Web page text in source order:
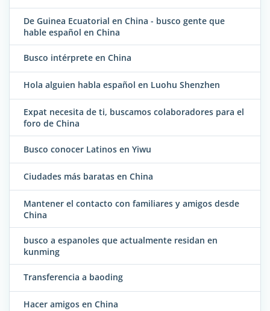
De Guinea Ecuatorial en China - busco gente que
hable español en China
Busco intérprete en China
Hola alguien habla español en Luohu Shenzhen
Expat necesita de ti, buscamos colaboradores para el
foro de China
Busco conocer Latinos en Yiwu
Ciudades más baratas en China
Mantener el contacto con familiares y amigos desde
China
busco a espanoles que actualmente residan en
kunming
Transferencia a baoding
Hacer amigos en China